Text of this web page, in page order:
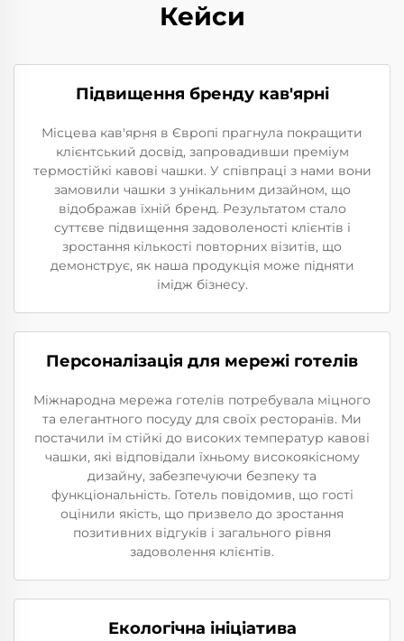
Кейси
Підвищення бренду кав'ярні
Місцева кав'ярня в Європі прагнула покращити
клієнтський досвід, запровадивши преміум
термостійкі кавові чашки. У співпраці з нами вони
замовили чашки з унікальним дизайном, що
відображав їхній бренд. Результатом стало
суттєве підвищення задоволеності клієнтів і
зростання кількості повторних візитів, що
демонструє, як наша продукція може підняти
імідж бізнесу.
Персоналізація для мережі готелів
Міжнародна мережа готелів потребувала міцного
та елегантного посуду для своїх ресторанів. Ми
постачили їм стійкі до високих температур кавові
чашки, які відповідали їхньому високоякісному
дизайну, забезпечуючи безпеку та
функціональність. Готель повідомив, що гості
оцінили якість, що призвело до зростання
позитивних відгуків і загального рівня
задоволення клієнтів.
Екологічна ініціатива